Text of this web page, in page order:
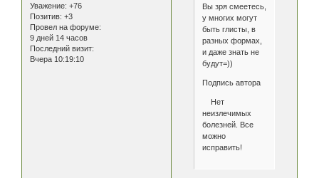
Уважение: +76
Позитив: +3
Провел на форуме:
9 дней 14 часов
Последний визит:
Вчера 10:19:10
Вы зря смеетесь,
у многих могут
быть глисты, в
разных формах,
и даже знать не
будут=))
Подпись автора
Нет
неизлечимых
болезней. Все
можно
исправить!